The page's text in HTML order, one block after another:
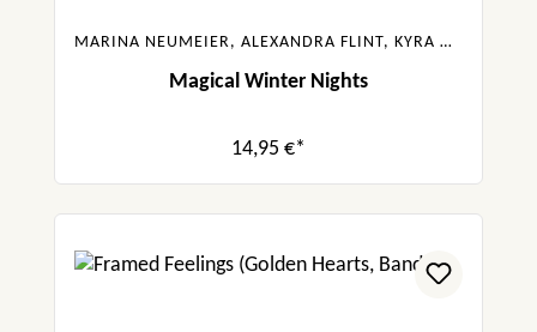
MARINA NEUMEIER, ALEXANDRA FLINT, KYRA GROH, GABRIELLA SANTOS DE LIMA, FRANKA NEUBAUER
Magical Winter Nights
14,95 €*